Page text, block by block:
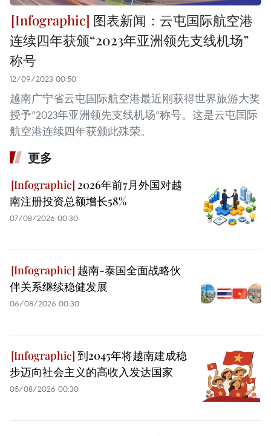
图表新闻：云屯国际航空港
连续四年获颁“2023年亚洲领先支线机场”
称号
12/09/2023 00:50
越南广宁省云屯国际航空港最近刚获得世界旅游大奖
授予“2023年亚洲领先支线机场”称号。这是云屯国际
航空港连续四年获颁此殊荣。
更多
2026年前7月外国对越
南注册投资总额增长58%
07/08/2026 00:30
越南-泰国全面战略伙
伴关系继续稳健发展
06/08/2026 00:30
到2045年将越南建成稳
步迈向社会主义的高收入发达国家
05/08/2026 00:30